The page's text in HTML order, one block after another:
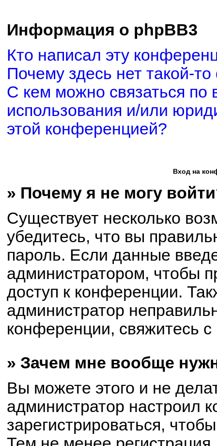
Информация о phpBB3
Кто написал эту
Почему здесь нет такой-
С кем можно связаться по
использования и/или
этой конференцией?
Вход на
» Почему я не могу
Существует несколько
убедитесь, что вы
пароль. Если данные
администратором, чтобы
доступ к конференции.
администратор
конференции, свяжитесь
» Зачем мне вообще
Вы можете этого и не
администратор настроил
зарегистрироваться,